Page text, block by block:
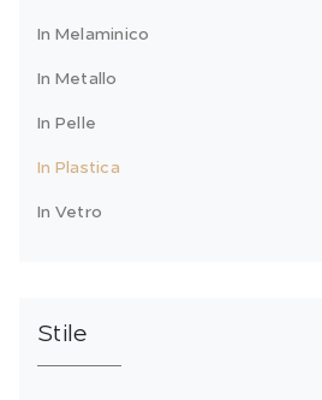
In Melaminico
In Metallo
In Pelle
In Plastica
In Vetro
Stile